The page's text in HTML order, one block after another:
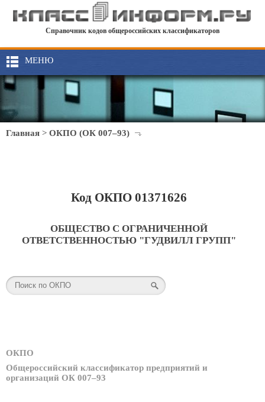
Справочник кодов общероссийских классификаторов
МЕНЮ
Главная > ОКПО (ОК 007–93)
Код ОКПО 01371626
ОБЩЕСТВО С ОГРАНИЧЕННОЙ
ОТВЕТСТВЕННОСТЬЮ "ГУДВИЛЛ ГРУПП"
ОКПО
Общероссийский классификатор предприятий и
организаций ОК 007–93